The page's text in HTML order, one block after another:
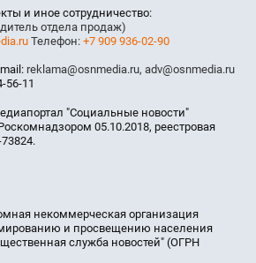
и иное сотрудничество:
отдела продаж)
Телефон: +7 909 936-02-90
reklama@osnmedia.ru, adv@osnmedia.ru
56-11
"Социальные новости"
05.10.2018, реестровая
некоммерческая организация
и просвещению населения
служба новостей" (ОГРН